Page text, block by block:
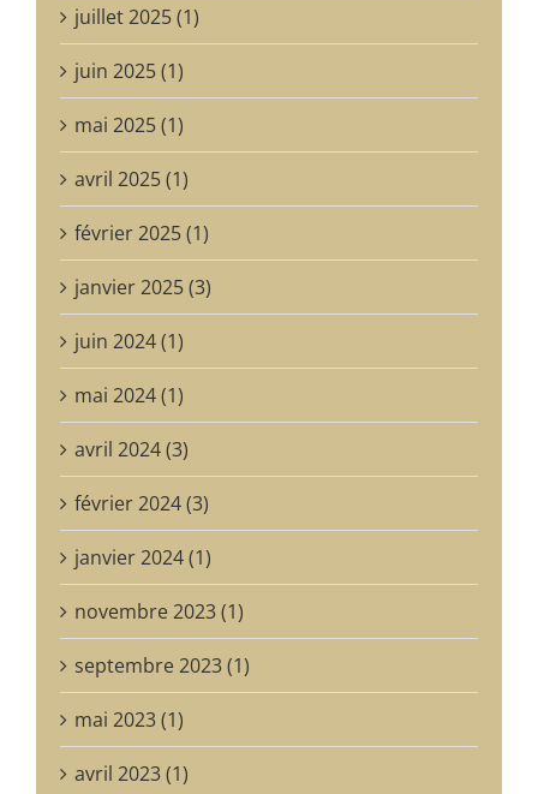
juillet 2025 (1)
juin 2025 (1)
mai 2025 (1)
avril 2025 (1)
février 2025 (1)
janvier 2025 (3)
juin 2024 (1)
mai 2024 (1)
avril 2024 (3)
février 2024 (3)
janvier 2024 (1)
novembre 2023 (1)
septembre 2023 (1)
mai 2023 (1)
avril 2023 (1)